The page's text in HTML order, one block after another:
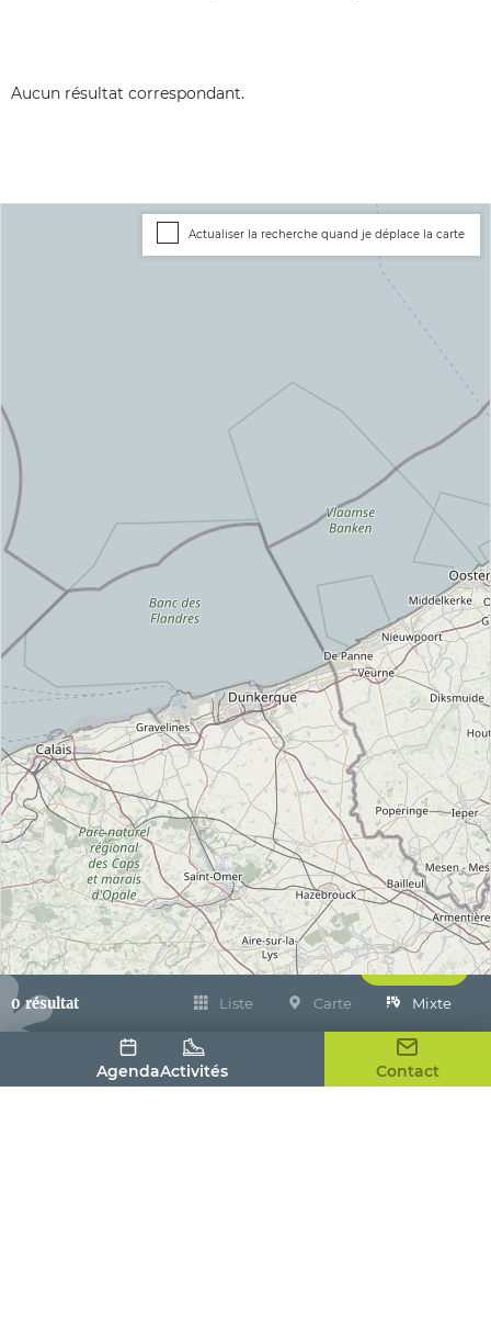
AgendaActivités Contact
Aucun résultat correspondant.
Actualiser la recherche quand je déplace la carte
0 résultat
Filtrer
Liste Carte Mixte